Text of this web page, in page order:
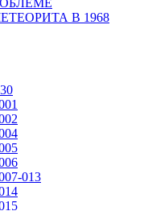
В 1968
013